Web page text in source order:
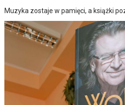
Muzyka zostaje w pamięci, a książki